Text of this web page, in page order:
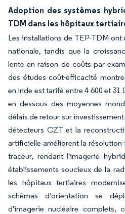
Adoption des systèmes
TDM dans les hôpitaux
Les installations de TEP-TDM ont
nationale, tandis que la
lente en raison de coûts par
des études coût-efficacité
en Inde est tarifé entre 4 600 et 31
en dessous des moyennes
délais de retour sur
détecteurs CZT et la
artificielle améliorent la
traceur, rendant l'imagerie
établissements soucieux de la
les hôpitaux tertiaires
schémas d'orientation se
d'imagerie nucléaire complets,